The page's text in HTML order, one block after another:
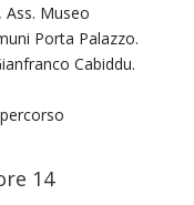
Ass. Museo
Porta Palazzo.
Cabiddu.
14